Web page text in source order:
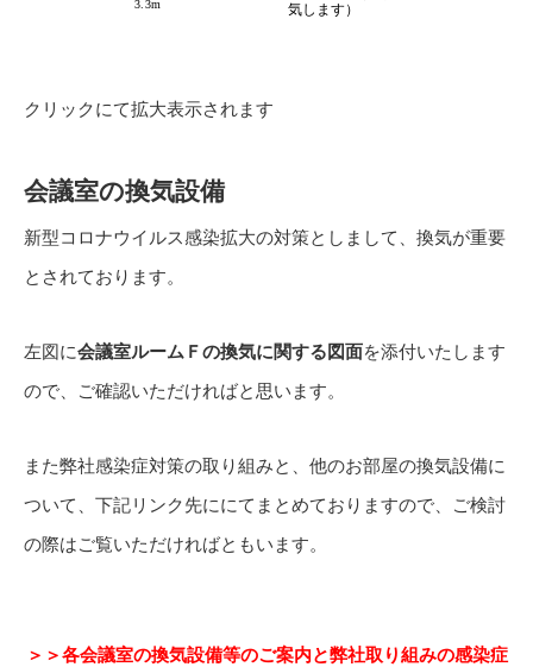
クリックにて拡大表示されます
会議室の換気設備
新型コロナウイルス感染拡大の対策としまして、換気が重要
とされております。
左図に会議室ルームＦの換気に関する図面を添付いたします
ので、ご確認いただければと思います。
また弊社感染症対策の取り組みと、他のお部屋の換気設備に
ついて、下記リンク先ににてまとめておりますので、ご検討
の際はご覧いただければともいます。
＞＞各会議室の換気設備等のご案内と弊社取り組みの感染症